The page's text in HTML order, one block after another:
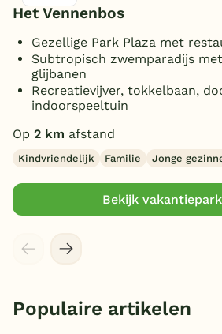
Het Vennenbos
Gezellige Park Plaza met
Subtropisch zwemparadijs
glijbanen
Recreatievijver, tokkelbaan,
indoorspeeltuin
Op 2 km afstand
Kindvriendelijk Familie Jonge
Bekijk vakantiepark
Populaire artikelen